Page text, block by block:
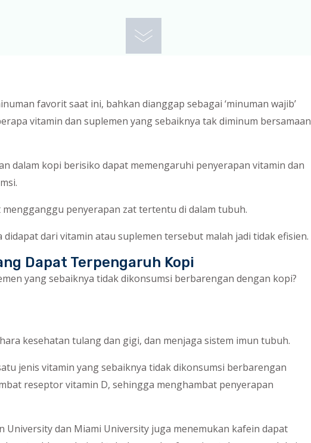
favorit saat ini, bahkan dianggap sebagai ‘minuman wajib’
vitamin dan suplemen yang sebaiknya tak diminum bersamaan
dalam kopi berisiko dapat memengaruhi penyerapan vitamin dan
penyerapan zat tertentu di dalam tubuh.
dari vitamin atau suplemen tersebut malah jadi tidak efisien.
Dapat Terpengaruh Kopi
yang sebaiknya tidak dikonsumsi berbarengan dengan kopi?
kesehatan tulang dan gigi, dan menjaga sistem imun tubuh.
jenis vitamin yang sebaiknya tidak dikonsumsi berbarengan
reseptor vitamin D, sehingga menghambat penyerapan
University dan Miami University juga menemukan kafein dapat